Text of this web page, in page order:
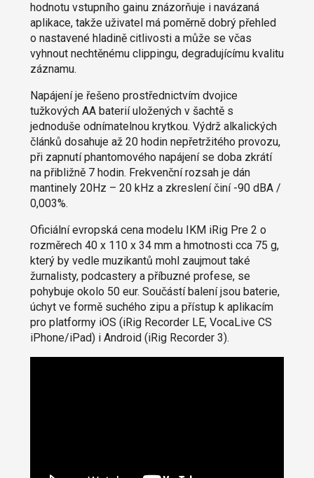
hodnotu vstupního gainu znázorňuje i navázaná
aplikace, takže uživatel má poměrně dobrý přehled
o nastavené hladině citlivosti a může se včas
vyhnout nechtěnému clippingu, degradujícímu kvalitu
záznamu.
Napájení je řešeno prostřednictvím dvojice
tužkových AA baterií uložených v šachtě s
jednoduše odnímatelnou krytkou. Výdrž alkalických
článků dosahuje až 20 hodin nepřetržitého provozu,
při zapnutí phantomového napájení se doba zkrátí
na přibližně 7 hodin. Frekvenční rozsah je dán
mantinely 20Hz – 20 kHz a zkreslení činí -90 dBA /
0,003%.
Oficiální evropská cena modelu IKM iRig Pre 2 o
rozměrech 40 x 110 x 34 mm a hmotnosti cca 75 g,
který by vedle muzikantů mohl zaujmout také
žurnalisty, podcastery a příbuzné profese, se
pohybuje okolo 50 eur. Součástí balení jsou baterie,
úchyt ve formě suchého zipu a přístup k aplikacím
pro platformy iOS (iRig Recorder LE, VocaLive CS
iPhone/iPad) i Android (iRig Recorder 3).